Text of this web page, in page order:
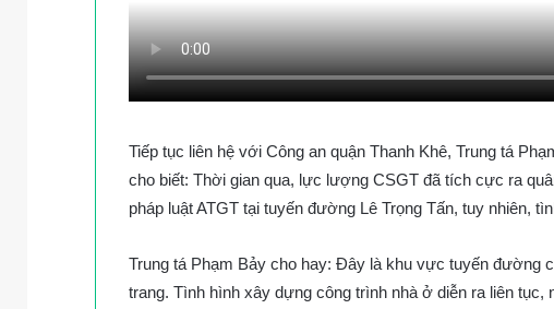
Tiếp tục liên hệ với Công an quận Thanh Khê, Trung tá
cho biết: Thời gian qua, lực lượng CSGT đã tích cực ra
pháp luật ATGT tại tuyến đường Lê Trọng Tấn, tuy nhiên,
Trung tá Phạm Bảy cho hay: Đây là khu vực tuyến đường
trang. Tình hình xây dựng công trình nhà ở diễn ra liên